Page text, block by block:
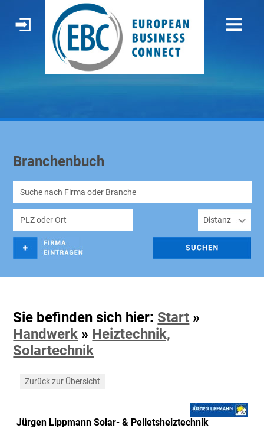
Branchenbuch
Sie befinden sich hier: Start »
Handwerk » Heiztechnik,
Solartechnik
Zurück zur Übersicht
Jürgen Lippmann Solar- & Pelletsheiztechnik